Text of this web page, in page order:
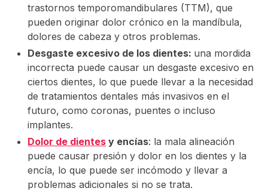
trastornos temporomandibulares (TTM), que
pueden originar dolor crónico en la mandíbula,
dolores de cabeza y otros problemas.
Desgaste excesivo de los dientes: una mordida
incorrecta puede causar un desgaste excesivo en
ciertos dientes, lo que puede llevar a la necesidad
de tratamientos dentales más invasivos en el
futuro, como coronas, puentes o incluso
implantes.
Dolor de dientes y encías: la mala alineación
puede causar presión y dolor en los dientes y la
encía, lo que puede ser incómodo y llevar a
problemas adicionales si no se trata.